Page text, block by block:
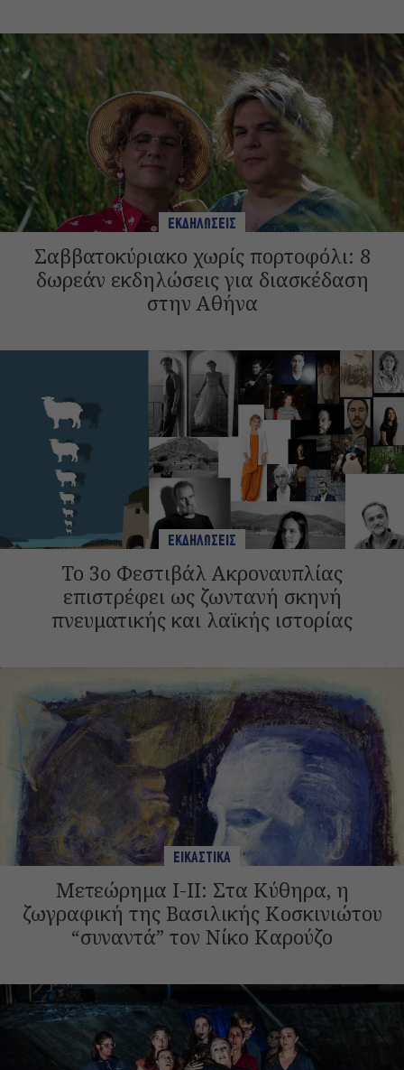
ΕΚΔΗΛΩΣΕΙΣ
Σαββατοκύριακο χωρίς πορτοφόλι: 8
δωρεάν εκδηλώσεις για διασκέδαση
στην Αθήνα
ΕΚΔΗΛΩΣΕΙΣ
Το 3ο Φεστιβάλ Ακροναυπλίας
επιστρέφει ως ζωντανή σκηνή
πνευματικής και λαϊκής ιστορίας
ΕΙΚΑΣΤΙΚΑ
Μετεώρημα Ι-II: Στα Κύθηρα, η
ζωγραφική της Βασιλικής Κοσκινιώτου
“συναντά” τoν Νίκο Καρούζο